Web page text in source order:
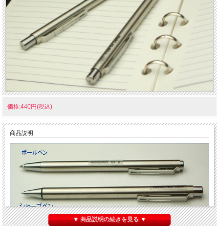
価格:440円(税込)
商品説明
▼ 商品説明の続きを見る ▼